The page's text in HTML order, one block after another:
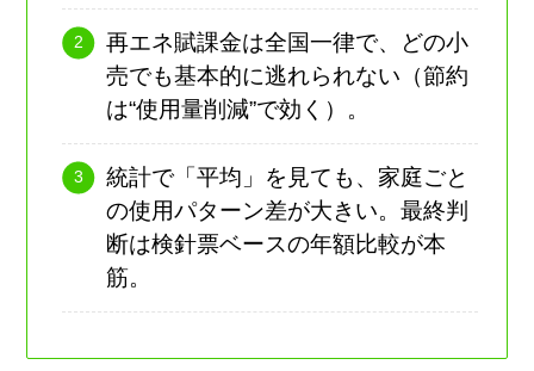
再エネ賦課金は全国一律で、どの小
売でも基本的に逃れられない（節約
は“使用量削減”で効く）。
統計で「平均」を見ても、家庭ごと
の使用パターン差が大きい。最終判
断は検針票ベースの年額比較が本
筋。